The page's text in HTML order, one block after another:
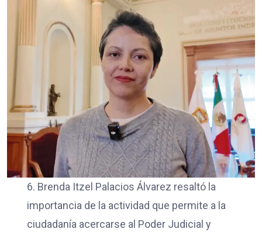
6. Brenda Itzel Palacios Álvarez resaltó la
importancia de la actividad que permite a la
ciudadanía acercarse al Poder Judicial y